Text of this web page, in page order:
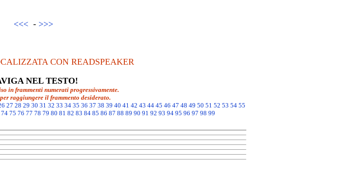
<<< - >>>
CON READSPEAKER
NEL TESTO!
in frammenti numerati progressivamente.
raggiungere il frammento desiderato.
27 28 29 30 31 32 33 34 35 36 37 38 39 40 41 42 43 44 45 46 47 48 49 50 51 52 53 54 55
74 75 76 77 78 79 80 81 82 83 84 85 86 87 88 89 90 91 92 93 94 95 96 97 98 99